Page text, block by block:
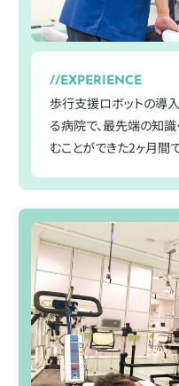
EXPERIENCE
歩行支援ロボットの導
る病院で、最先端の知
むことができた2ヶ月間